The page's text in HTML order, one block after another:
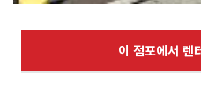
이 점포에서 렌